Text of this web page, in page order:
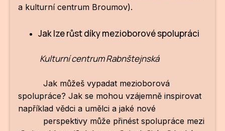
a kulturní centrum Broumov).
Jak lze růst díky mezioborové spolupráci
Kulturní centrum Rabnštejnská
Jak můžeš vypadat mezioborová
spolupráce? Jak se mohou vzájemně inspirovat
například vědci a umělci a jaké nové
perspektivy může přinést spolupráce mezi